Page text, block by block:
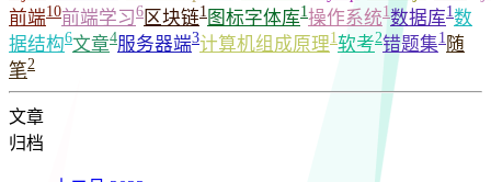
前端10前端学习6 区块链1 图标字体库1操作系统1数据库1数
据结构6文章4服务器端3计算机组成原理1软考2错题集1 随
笔2
文章
归档